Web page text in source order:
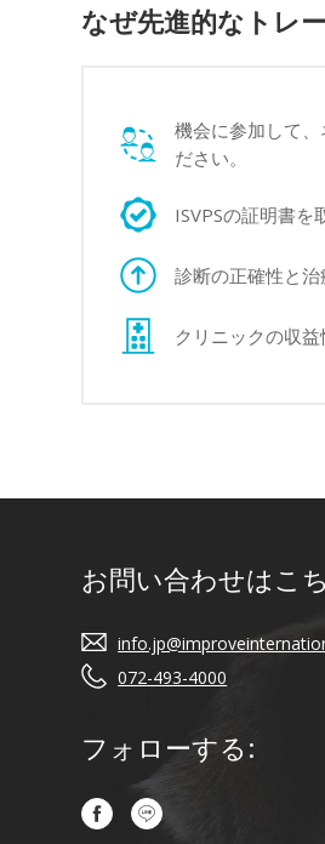
なぜ先進的なトレ
機会に参加して
ださい。
ISVPSの証明書を
診断の正確性と
クリニックの収
お問い合わせはこ
072-493-4000
フォローする: